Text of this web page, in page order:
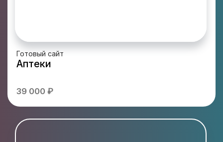
Готовый сайт
Аптеки
39 000 ₽